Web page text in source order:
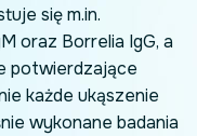
się m.in.
oraz Borrelia IgG, a
potwierdzające
każde ukąszenie
wykonane badania